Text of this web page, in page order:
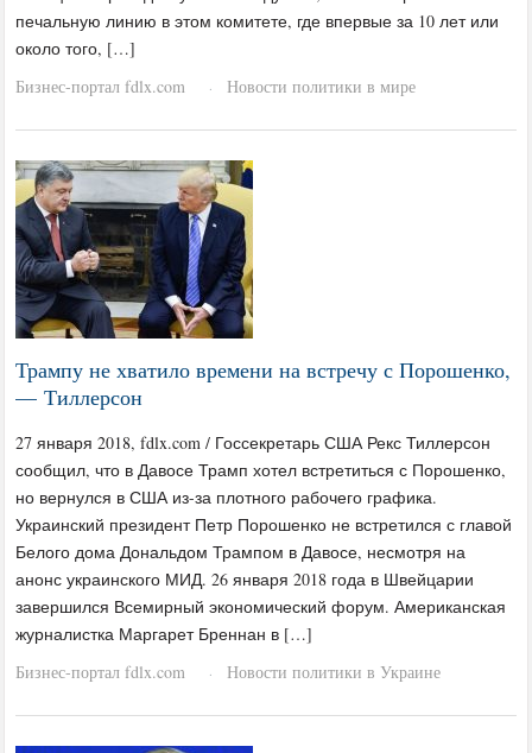
печальную линию в этом комитете, где впервые за 10 лет или
около того, […]
Бизнес-портал fdlx.com
· Новости политики в мире
Трампу не хватило времени на встречу с Порошенко,
— Тиллерсон
27 января 2018, fdlx.com / Госсекретарь США Рекс Тиллерсон
сообщил, что в Давосе Трамп хотел встретиться с Порошенко,
но вернулся в США из-за плотного рабочего графика.
Украинский президент Петр Порошенко не встретился с главой
Белого дома Дональдом Трампом в Давосе, несмотря на
анонс украинского МИД. 26 января 2018 года в Швейцарии
завершился Всемирный экономический форум. Американская
журналистка Маргарет Бреннан в […]
Бизнес-портал fdlx.com
· Новости политики в Украине